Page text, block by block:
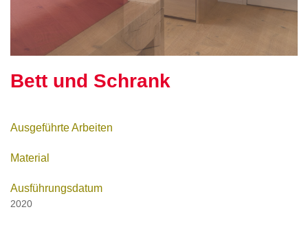
Bett und Schrank
Ausgeführte Arbeiten
Material
Ausführungsdatum
2020